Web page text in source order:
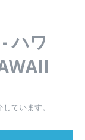
ハワ
ています。